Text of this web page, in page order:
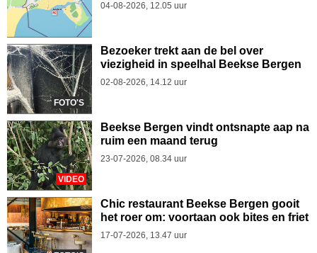
04-08-2026, 12.05 uur
FOTO'S
Bezoeker trekt aan de bel over
viezigheid in speelhal Beekse Bergen
02-08-2026, 14.12 uur
VIDEO
Beekse Bergen vindt ontsnapte aap na
ruim een maand terug
23-07-2026, 08.34 uur
Chic restaurant Beekse Bergen gooit
het roer om: voortaan ook bites en friet
17-07-2026, 13.47 uur